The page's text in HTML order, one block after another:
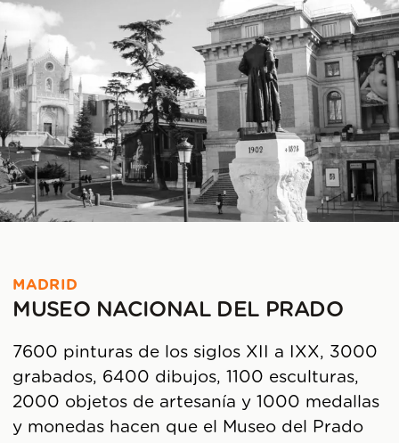
MADRID
MUSEO NACIONAL DEL PRADO
7600 pinturas de los siglos XII a IXX, 3000
grabados, 6400 dibujos, 1100 esculturas,
2000 objetos de artesanía y 1000 medallas
y monedas hacen que el Museo del Prado